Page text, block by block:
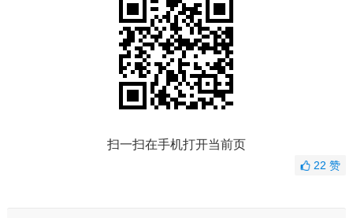
扫一扫在手机打开当前页
22赞